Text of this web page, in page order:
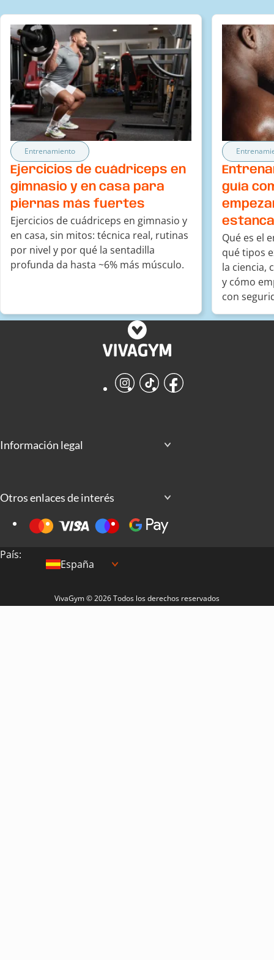
Entrenamiento
Ejercicios de cuádriceps en
gimnasio y en casa para
piernas más fuertes
Ejercicios de cuádriceps en gimnasio y
en casa, sin mitos: técnica real, rutinas
por nivel y por qué la sentadilla
profunda da hasta ~6% más músculo.
guía
Qué es el
qué tipos
la ciencia,
y cómo
con
Instagram
TikTokFacebook
Información legal
Otros enlaces de interés
País:
España
VivaGym © 2026 Todos los derechos reservados